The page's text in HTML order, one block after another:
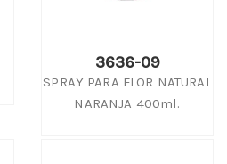
3636-09
SPRAY PARA FLOR NATURAL
NARANJA 400ml.